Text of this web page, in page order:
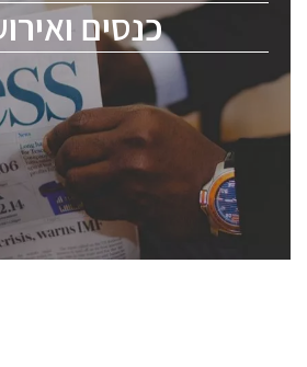
כנסים
held on May 12-13, 2026. The
for everyone involved in the
including engineers,
and senior executives.
לחץ לפרטים